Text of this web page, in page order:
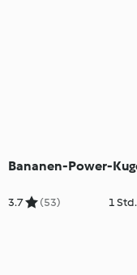
Bananen-Power-
3.7 (53) 1